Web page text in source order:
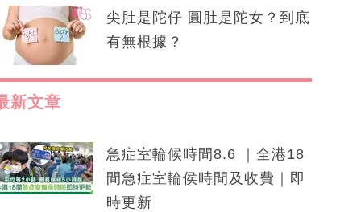
尖肚是陀仔 圓肚是陀女？到底
有無根據？
新文章
急症室輪候時間8.6 ｜全港18
間急症室輪侯時間及收費｜即
時更新